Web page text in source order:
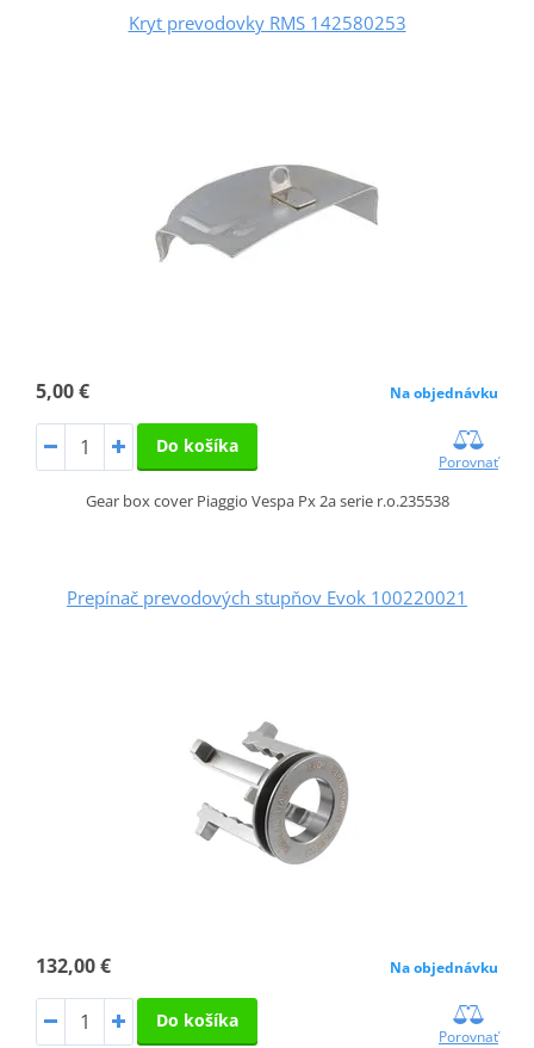
Kryt prevodovky RMS 142580253
5,00 € Na objednávku
Do košíka
Porovnať
Gear box cover Piaggio Vespa Px 2a serie r.o.235538
Prepínač prevodových stupňov Evok 100220021
132,00 € Na objednávku
Do košíka
Porovnať